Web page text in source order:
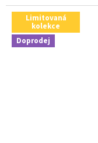
Limitovaná
kolekce
Doprodej